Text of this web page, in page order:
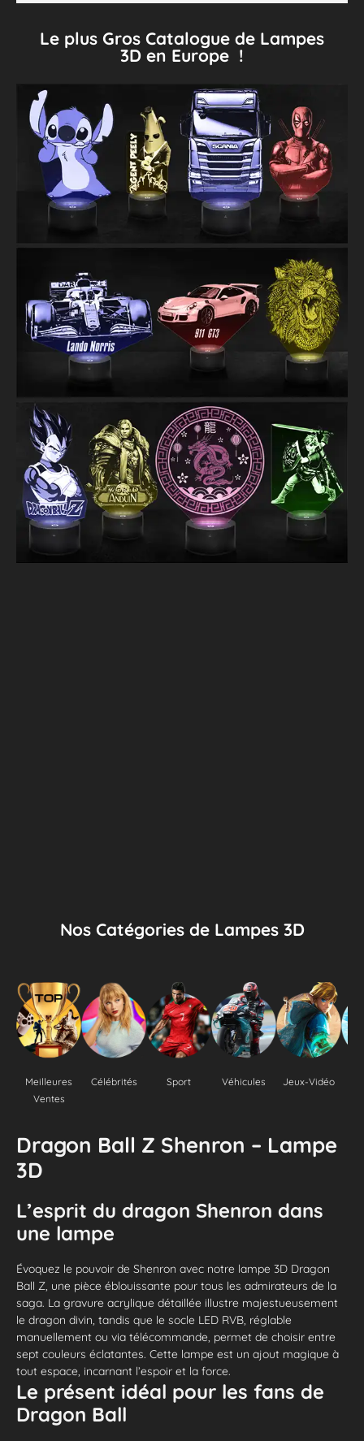
Le plus Gros Catalogue de Lampes
3D en Europe !
Nos Catégories de Lampes 3D
Meilleures
Ventes
Célébrités Sport Véhicules Jeux-Vidéo
Dragon Ball Z Shenron – Lampe
3D
L’esprit du dragon Shenron dans
une lampe
Évoquez le pouvoir de Shenron avec notre lampe 3D Dragon
Ball Z, une pièce éblouissante pour tous les admirateurs de la
saga. La gravure acrylique détaillée illustre majestueusement
le dragon divin, tandis que le socle LED RVB, réglable
manuellement ou via télécommande, permet de choisir entre
sept couleurs éclatantes. Cette lampe est un ajout magique à
tout espace, incarnant l’espoir et la force.
Le présent idéal pour les fans de
Dragon Ball